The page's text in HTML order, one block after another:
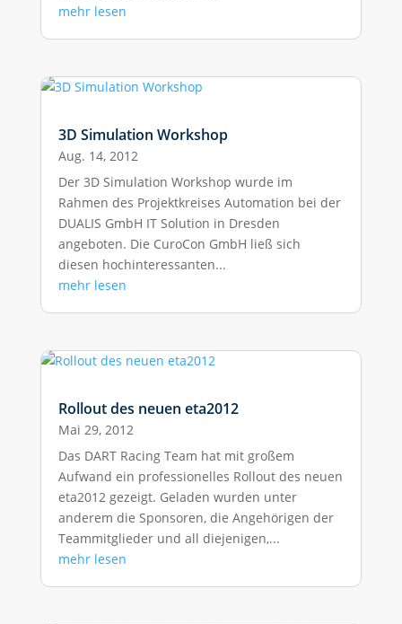
mehr lesen
3D Simulation Workshop
Aug. 14, 2012
Der 3D Simulation Workshop wurde im
Rahmen des Projektkreises Automation bei der
DUALIS GmbH IT Solution in Dresden
angeboten. Die CuroCon GmbH ließ sich
diesen hochinteressanten...
mehr lesen
Rollout des neuen eta2012
Mai 29, 2012
Das DART Racing Team hat mit großem
Aufwand ein professionelles Rollout des neuen
eta2012 gezeigt. Geladen wurden unter
anderem die Sponsoren, die Angehörigen der
Teammitglieder und all diejenigen,...
mehr lesen